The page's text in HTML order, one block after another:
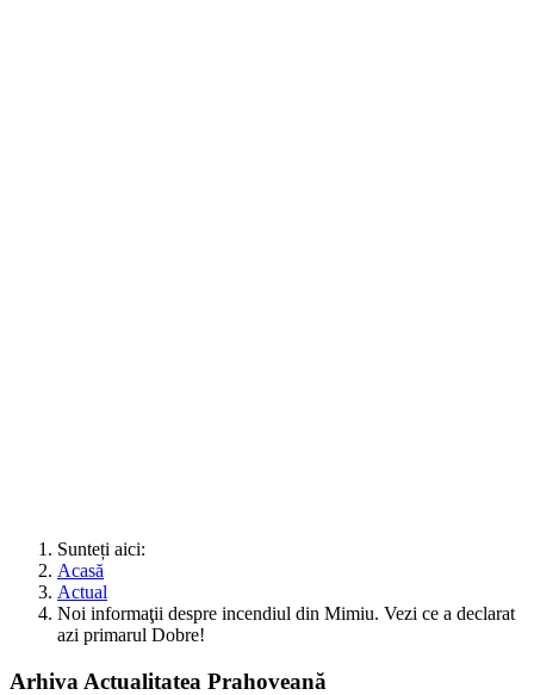
Sunteți aici:
Acasă
Actual
Noi informaţii despre incendiul din Mimiu. Vezi ce a declarat
azi primarul Dobre!
Arhiva Actualitatea Prahoveană